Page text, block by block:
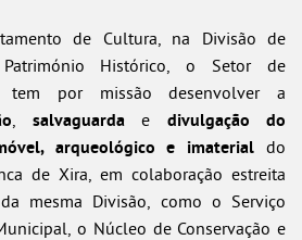
de Cultura, na Divisão de
Histórico, o Setor de
tem por missão desenvolver a
, salvaguardae divulgação do
arqueológico e imaterial do
de Xira, em colaboração estreita
mesma Divisão, como o Serviço
o Núcleo de Conservação e